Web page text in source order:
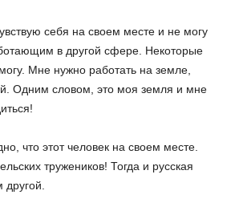
себя на своем месте и не могу
в другой сфере. Некоторые
Мне нужно работать на земле,
Одним словом, это моя земля и мне
что этот человек на своем месте.
тружеников! Тогда и русская